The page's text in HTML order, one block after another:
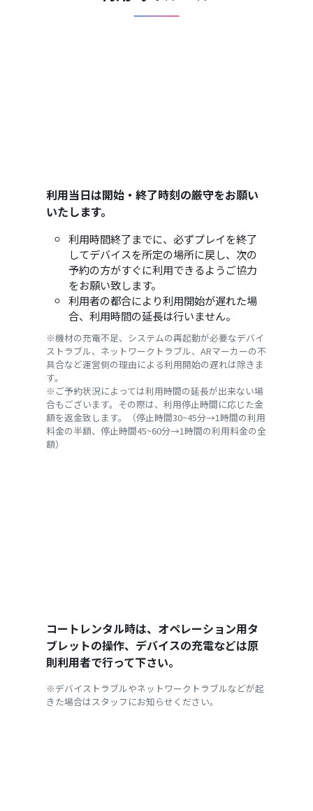
利用当日は開始・終了時刻の厳守をお願い
いたします。
利用時間終了までに、必ずプレイを終了
してデバイスを所定の場所に戻し、次の
予約の方がすぐに利用できるようご協力
をお願い致します。
利用者の都合により利用開始が遅れた場
合、利用時間の延長は行いません。
※機材の充電不足、システムの再起動が必要なデバイ
ストラブル、ネットワークトラブル、ARマーカーの不
具合など運営側の理由による利用開始の遅れは除きま
す。
※ご予約状況によっては利用時間の延長が出来ない場
合もございます。その際は、利用停止時間に応じた金
額を返金致します。（停止時間30~45分→1時間の利用
料金の半額、停止時間45~60分→1時間の利用料金の全
額）
コートレンタル時は、オペレーション用タ
ブレットの操作、デバイスの充電などは原
則利用者で行って下さい。
※デバイストラブルやネットワークトラブルなどが起
きた場合はスタッフにお知らせください。